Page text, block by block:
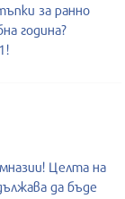
за ранно
година?
Целта на
да бъде